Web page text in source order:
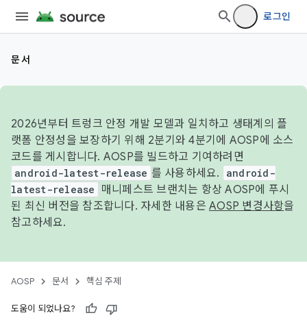
로그인
문서
2026년부터 트렁크 안정 개발 모델과 일치하고 생태계의 플
랫폼 안정성을 보장하기 위해 2분기와 4분기에 AOSP에 소스
코드를 게시합니다. AOSP를 빌드하고 기여하려면
android-latest-release 를 사용하세요.
android-
latest-release
매니페스트 브랜치는 항상 AOSP에 푸시
된 최신 버전을 참조합니다. 자세한 내용은 AOSP 변경사항을
참고하세요.
AOSP 문서 핵심 주제
도움이 되었나요?